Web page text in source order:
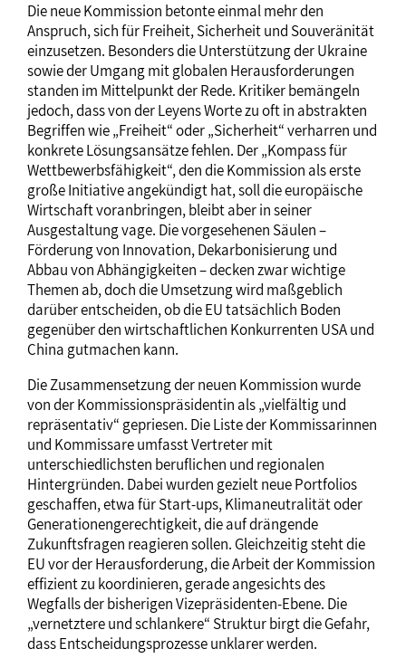
Die neue Kommission betonte einmal mehr den
Anspruch, sich für Freiheit, Sicherheit und Souveränität
einzusetzen. Besonders die Unterstützung der Ukraine
sowie der Umgang mit globalen Herausforderungen
standen im Mittelpunkt der Rede. Kritiker bemängeln
jedoch, dass von der Leyens Worte zu oft in abstrakten
Begriffen wie „Freiheit“ oder „Sicherheit“ verharren und
konkrete Lösungsansätze fehlen. Der „Kompass für
Wettbewerbsfähigkeit“, den die Kommission als erste
große Initiative angekündigt hat, soll die europäische
Wirtschaft voranbringen, bleibt aber in seiner
Ausgestaltung vage. Die vorgesehenen Säulen –
Förderung von Innovation, Dekarbonisierung und
Abbau von Abhängigkeiten – decken zwar wichtige
Themen ab, doch die Umsetzung wird maßgeblich
darüber entscheiden, ob die EU tatsächlich Boden
gegenüber den wirtschaftlichen Konkurrenten USA und
China gutmachen kann.
Die Zusammensetzung der neuen Kommission wurde
von der Kommissionspräsidentin als „vielfältig und
repräsentativ“ gepriesen. Die Liste der Kommissarinnen
und Kommissare umfasst Vertreter mit
unterschiedlichsten beruflichen und regionalen
Hintergründen. Dabei wurden gezielt neue Portfolios
geschaffen, etwa für Start-ups, Klimaneutralität oder
Generationengerechtigkeit, die auf drängende
Zukunftsfragen reagieren sollen. Gleichzeitig steht die
EU vor der Herausforderung, die Arbeit der Kommission
effizient zu koordinieren, gerade angesichts des
Wegfalls der bisherigen Vizepräsidenten-Ebene. Die
„vernetztere und schlankere“ Struktur birgt die Gefahr,
dass Entscheidungsprozesse unklarer werden.